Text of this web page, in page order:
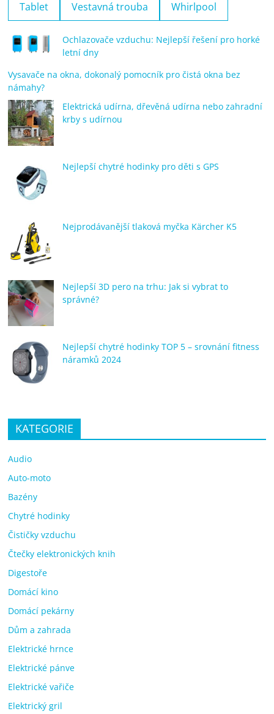
Tablet Vestavná trouba Whirlpool
Ochlazovače vzduchu: Nejlepší řešení pro horké
letní dny
Vysavače na okna, dokonalý pomocník pro čistá okna bez
námahy?
Elektrická udírna, dřevěná udírna nebo zahradní
krby s udírnou
Nejlepší chytré hodinky pro děti s GPS
Nejprodávanější tlaková myčka Kärcher K5
Nejlepší 3D pero na trhu: Jak si vybrat to
správné?
Nejlepší chytré hodinky TOP 5 – srovnání fitness
náramků 2024
KATEGORIE
Audio
Auto-moto
Bazény
Chytré hodinky
Čističky vzduchu
Čtečky elektronických knih
Digestoře
Domácí kino
Domácí pekárny
Dům a zahrada
Elektrické hrnce
Elektrické pánve
Elektrické vařiče
Elektrický gril